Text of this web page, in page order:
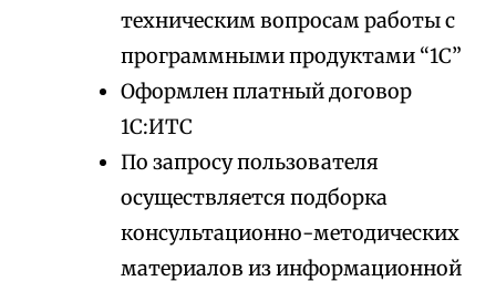
техническим вопросам работы с
программными продуктами “1С”
Оформлен платный договор
1С:ИТС
По запросу пользователя
осуществляется подборка
консультационно-методических
материалов из информационной